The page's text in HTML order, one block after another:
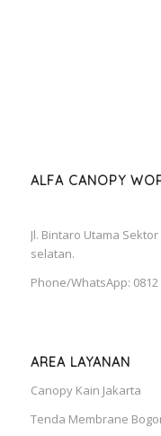
ALFA CANOPY
Jl. Bintaro Utama
selatan.
Phone/WhatsApp: 0812
AREA LAYANAN
Canopy Kain Jakarta
Tenda Membrane